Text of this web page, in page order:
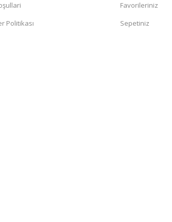
Politikası
Favorileriniz
Sepetiniz